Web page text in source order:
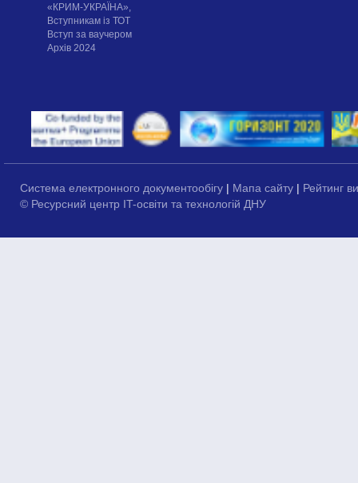
«КРИМ-УКРАЇНА»,
Вступникам із ТОТ
Вступ за ваучером
Архів 2024
Система електронного документообігу | Мапа сайту | Рейтинг
© Ресурсний центр IT-освіти та технологій ДНУ